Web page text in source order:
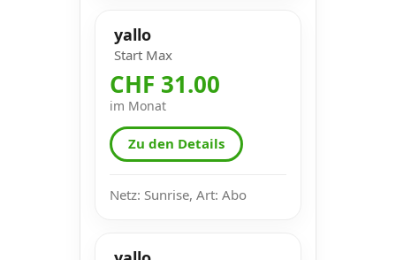
yallo
Start Max
CHF 31.00
im Monat
Zu den Details
Netz: Sunrise, Art: Abo